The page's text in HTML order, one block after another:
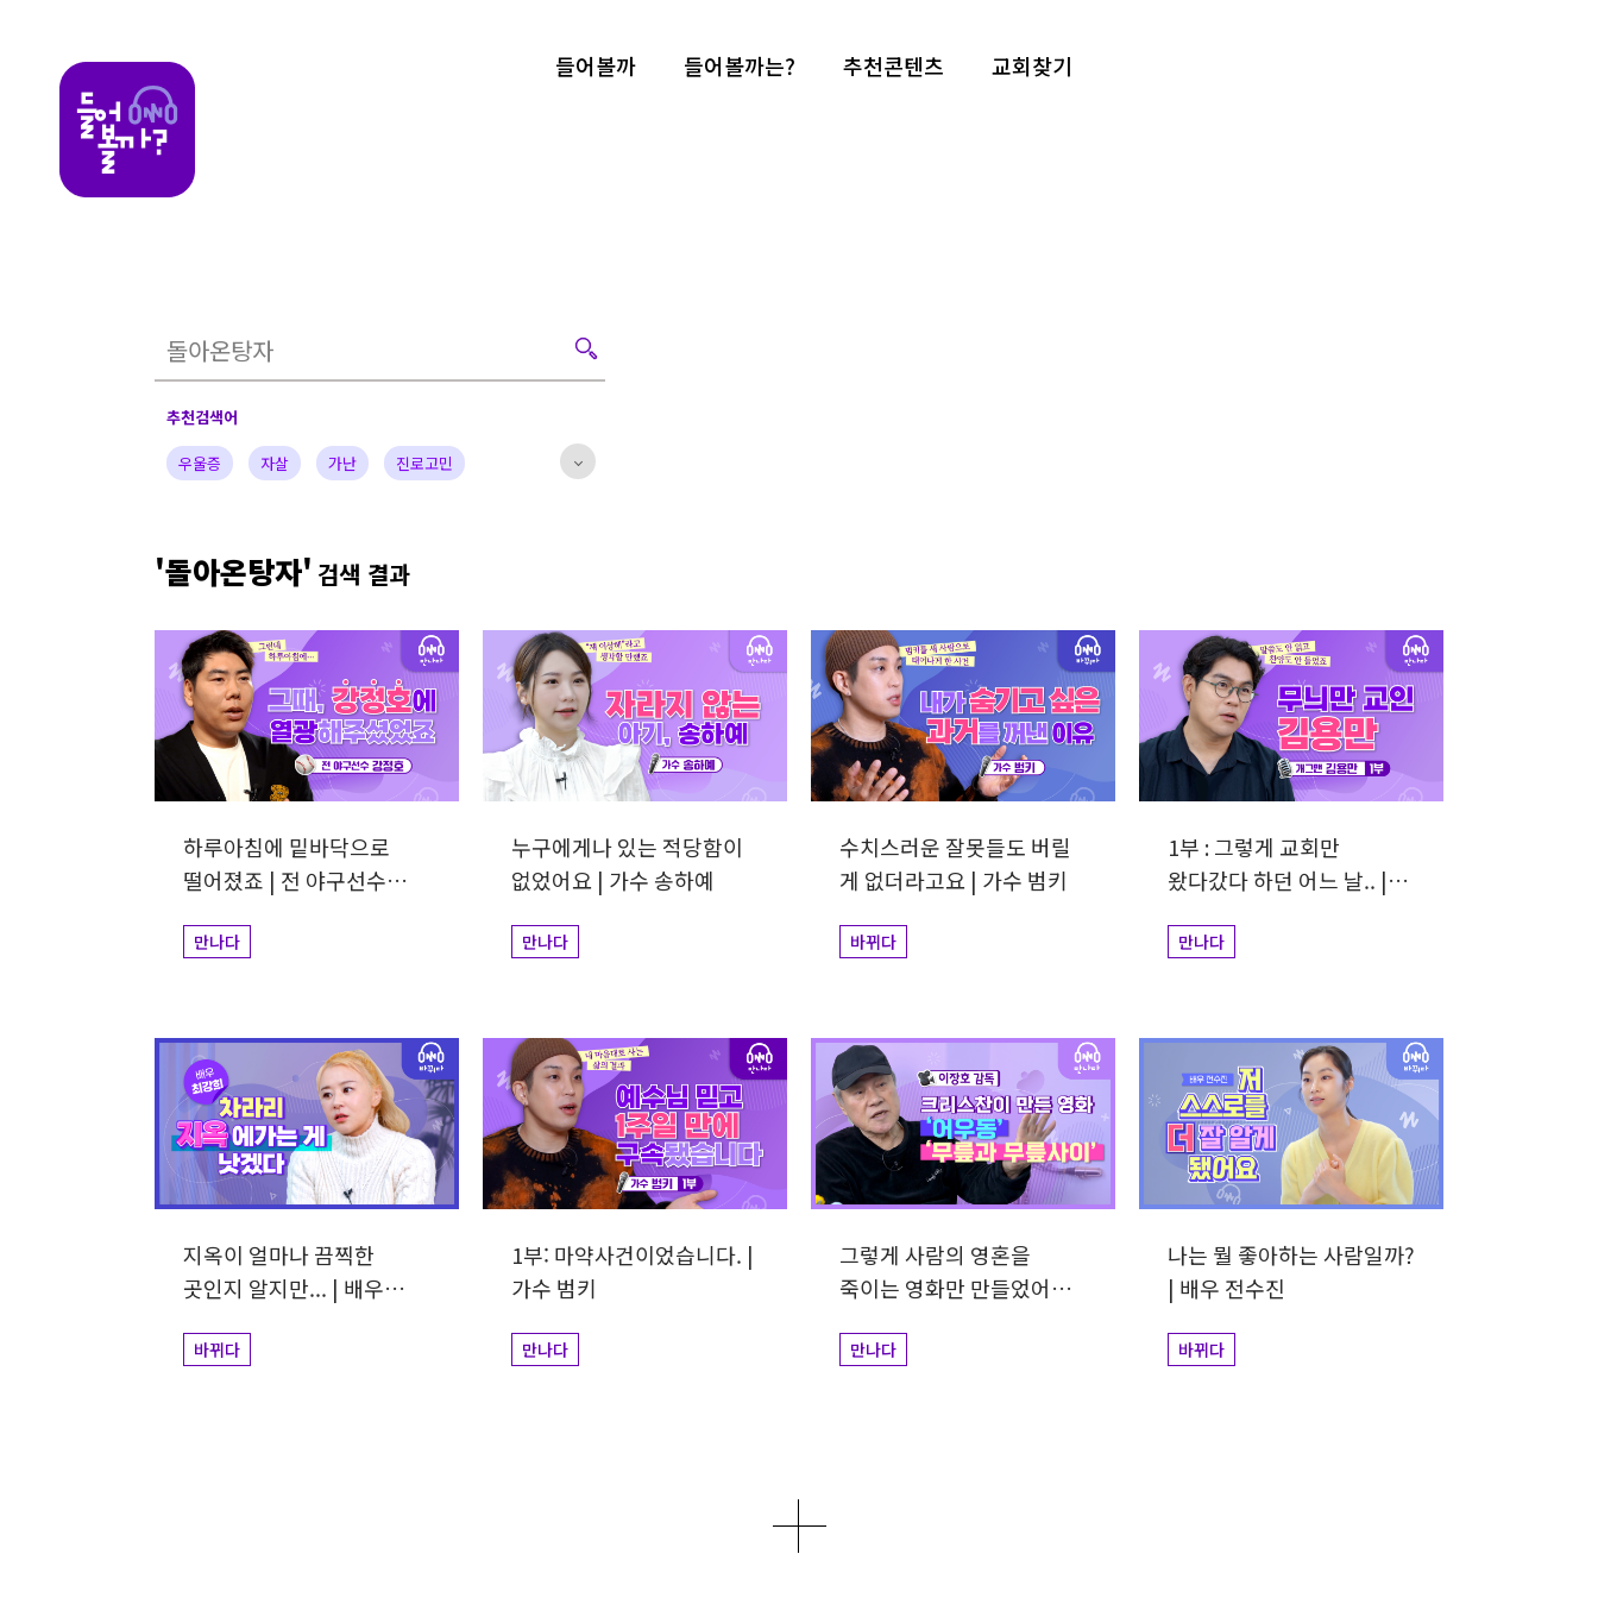
들어볼까 들어볼까는? 추천콘텐츠 교회찾기
추천검색어
우울증 자살 가난 진로고민
개그맨 사업가
'돌아온탕자' 검색 결과
하루아침에 밑바닥으로
떨어졌죠 | 전 야구선수
만나다
누구에게나 있는 적당함이
없었어요 | 가수 송하예
만나다
수치스러운 잘못들도 버릴
게 없더라고요 | 가수 범키
바뀌다
1부 : 그렇게 교회만
왔다갔다 하던 어느 날.. |
만나다
지옥이 얼마나 끔찍한
곳인지 알지만... | 배우
바뀌다
1부: 마약사건이었습니다. |
가수 범키
만나다
그렇게 사람의 영혼을
죽이는 영화만 만들었어요 |
만나다
나는 뭘 좋아하는 사람일까?
| 배우 전수진
바뀌다